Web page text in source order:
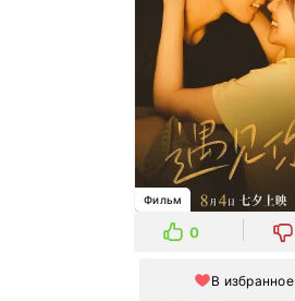
Фильм
0
В избранное